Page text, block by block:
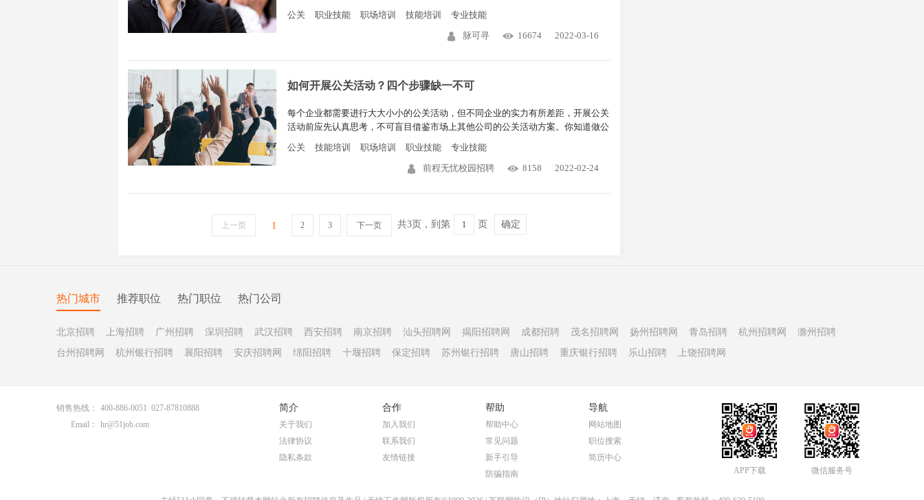
做好危机公关处理工作呢？需要掌握哪些技巧？
公关 职业技能 职场培训 技能培训
专业技能
脉可寻
16674 2022-03-16
如何开展公关活动？四个步骤缺一不可
每个企业都需要进行大大小小的公关活动，但不同企业的实力有所差距，开展公关
活动前应先认真思考，不可盲目借鉴市场上其他公司的公关活动方案。你知道做公
关活动的步骤是什么吗？步骤做错了，很有可能白费功夫。
公关 技能培训 职场培训 职业技能
专业技能
前程无忧校园招聘
8158 2022-02-24
上一页 1 2 3 下一页 共3页，到第 页 确定
热门城市 推荐职位 热门职位 热门公司
北京招聘 上海招聘 广州招聘 深圳招聘 武汉招聘 西安招聘 南京招聘 汕头招聘网 揭阳招聘网 成都招聘 茂名招聘网 扬州招聘网 青岛招聘 杭州招聘网
滁州招聘
台州招聘网
杭州银行招聘 襄阳招聘 安庆招聘网 绵阳招聘 十堰招聘 保定招聘 苏州银行招聘 唐山招聘 重庆银行招聘 乐山招聘 上饶招聘网
销售热线：
400-886-0051 027-87810888
Email：
hr@51job.com
简介
关于我们
法律协议
隐私条款
合作
加入我们
联系我们
友情链接
帮助
帮助中心
常见问题
新手引导
防骗指南
导航
网站地图
职位搜索
简历中心
APP下载
微信服务号